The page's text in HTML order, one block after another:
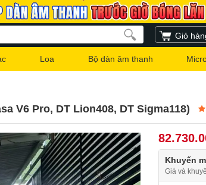
Giỏ
Loa Bộ dàn âm thanh
V6 Pro, DT Lion408, DT Sigma118)
Khuyến
Giá và